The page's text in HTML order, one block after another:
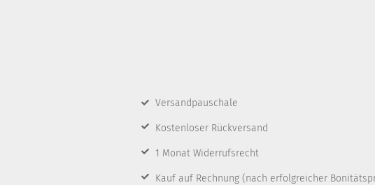
Versandpauschale
Kostenloser Rückversand
1 Monat Widerrufsrecht
Kauf auf Rechnung (nach erfolgreicher